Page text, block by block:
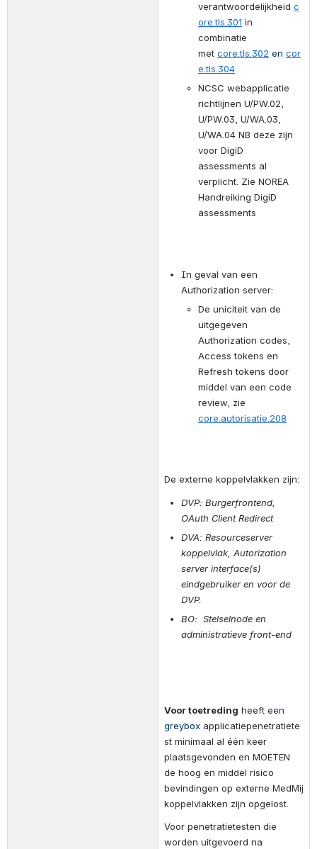
verantwoordelijkheid c
ore.tls.301 in
combinatie
met core.tls.302 en cor
e.tls.304
NCSC webapplicatie
richtlijnen U/PW.02,
U/PW.03, U/WA.03,
U/WA.04 NB deze zijn
voor DigiD
assessments al
verplicht. Zie NOREA
Handreiking DigiD
assessments
In geval van een
Authorization server:
De uniciteit van de
uitgegeven
Authorization codes,
Access tokens en
Refresh tokens door
middel van een code
core.autorisatie.208
De externe koppelvlakken zijn:
DVP: Burgerfrontend,
OAuth Client Redirect
DVA: Resourceserver
koppelvlak, Autorization
server interface(s)
eindgebruiker en voor de
DVP.
BO:  Stelselnode en
administratieve front-end
Voor toetreding heeft een
greybox applicatiepenetratiete
st minimaal al één keer
plaatsgevonden en MOETEN
de hoog en middel risico
bevindingen op externe MedMij
koppelvlakken zijn opgelost.
Voor penetratietesten die
worden uitgevoerd na